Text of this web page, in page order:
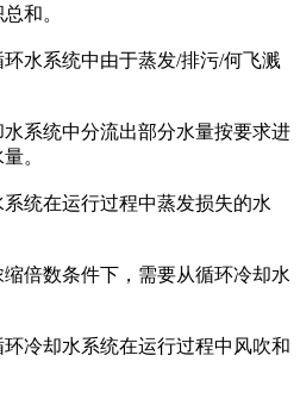
和。
水系统中由于蒸发/排污/何飞溅
系统中分流出部分水量按要求进
。
统在运行过程中蒸发损失的水
倍数条件下，需要从循环冷却水
冷却水系统在运行过程中风吹和